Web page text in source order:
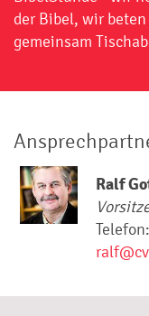
der Bibel, wir
gemeinsam
Ralf